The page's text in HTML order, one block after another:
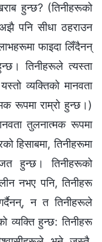
हुन्छ? (तिनीहरूको
पनि सीधा ठहराउन
फाइदा लिँदैनन्
तिनीहरूले त्यस्ता
व्यक्तिको मानवता
रूपमा राम्रो हुन्छ।)
तुलनात्मक रूपमा
हिसाबमा, तिनीहरूमा
हुन्छ। तिनीहरूको
नभए पनि, तिनीहरू
न त तिनीहरूले
व्यक्ति हुन्छ: तिनीहरू